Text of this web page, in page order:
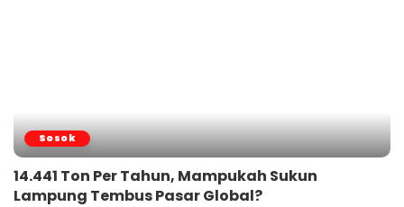
Sosok
14.441 Ton Per Tahun, Mampukah Sukun
Lampung Tembus Pasar Global?